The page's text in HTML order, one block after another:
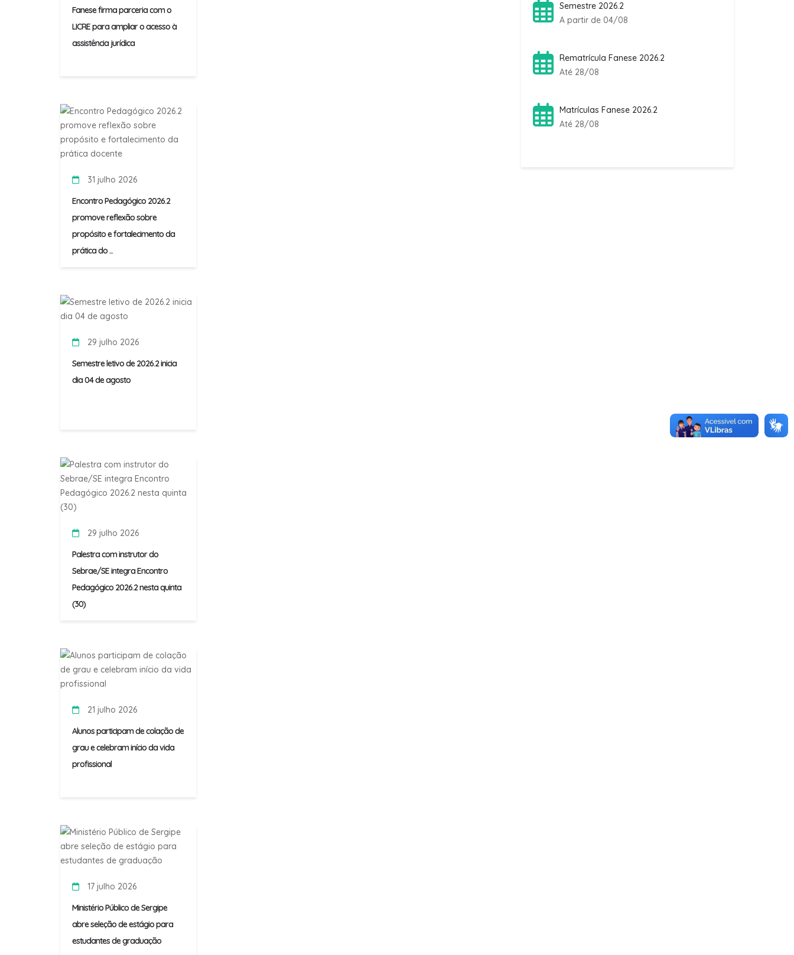
Fanese firma parceria com o
LICRE para ampliar o acesso à
assistência jurídica
31 julho 2026
Encontro Pedagógico 2026.2
promove reflexão sobre
propósito e fortalecimento da
prática do ...
29 julho 2026
Semestre letivo de 2026.2 inicia
dia 04 de agosto
29 julho 2026
Palestra com instrutor do
Sebrae/SE integra Encontro
Pedagógico 2026.2 nesta quinta
(30)
21 julho 2026
Alunos participam de colação de
grau e celebram início da vida
profissional
17 julho 2026
Ministério Público de Sergipe
abre seleção de estágio para
estudantes de graduação
Semestre 2026.2
A partir de 04/08
Rematrícula Fanese 2026.2
Até 28/08
Matrículas Fanese 2026.2
Até 28/08